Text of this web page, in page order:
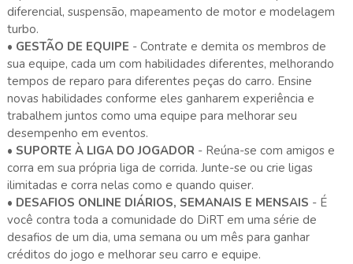
diferencial, suspensão, mapeamento de motor e modelagem
turbo.
• GESTÃO DE EQUIPE - Contrate e demita os membros de
sua equipe, cada um com habilidades diferentes, melhorando
tempos de reparo para diferentes peças do carro. Ensine
novas habilidades conforme eles ganharem experiência e
trabalhem juntos como uma equipe para melhorar seu
desempenho em eventos.
• SUPORTE À LIGA DO JOGADOR - Reúna-se com amigos e
corra em sua própria liga de corrida. Junte-se ou crie ligas
ilimitadas e corra nelas como e quando quiser.
• DESAFIOS ONLINE DIÁRIOS, SEMANAIS E MENSAIS - É
você contra toda a comunidade do DiRT em uma série de
desafios de um dia, uma semana ou um mês para ganhar
créditos do jogo e melhorar seu carro e equipe.